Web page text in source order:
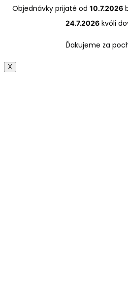
Objednávky prijaté od 10.7.2026
24.7.2026 kvôli
Ďakujeme za
X